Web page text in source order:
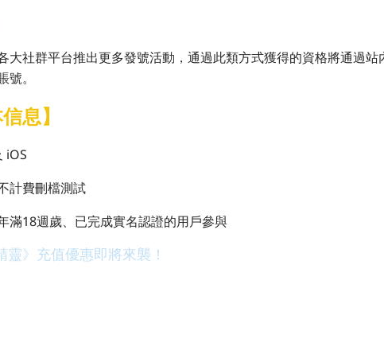
大社群平台推出更多發號活動，通過此類方式獲得的資格將通過站
。
息】
iOS
計費刪檔測試
滿18週歲、已完成實名認證的用戶參與
靈》充值優惠即將來襲！